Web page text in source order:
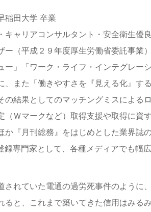
稲田大学 卒業
キャリアコンサルタント・安全衛生優
ー（平成２９年度厚生労働省委託事業）
ー」「ワーク・ライフ・インテグレ
、また「働きやすさを『見える化』す
の結果としてのマッチングミスによ
（Ｗマークなど）取得支援や取得に資
か『月刊総務』をはじめとした業界誌
録専門家として、各種メディアでも幅広
されていた電通の過労死事件のように
ると、これまで築いてきた信用はみ